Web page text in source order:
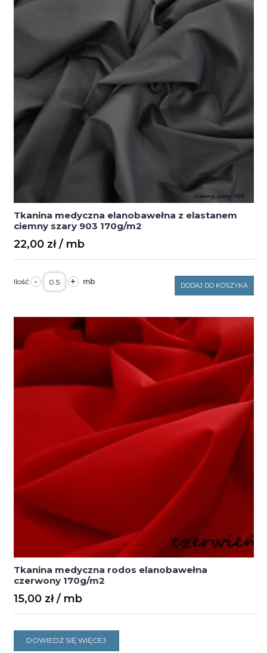
Tkanina medyczna elanobawełna z elastanem
ciemny szary 903 170g/m2
22,00 zł
- ilość
Tkanina
medyczna
elastanem
ciemny
+ DODAJ DO KOSZYKA
Tkanina medyczna rodos elanobawełna
czerwony 170g/m2
15,00 zł
DOWIEDZ SIĘ WIĘCEJ